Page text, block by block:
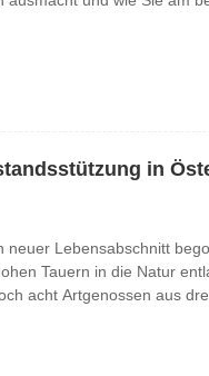
in
neuer Lebensabschnitt
Tauern in die Natur
acht Artgenossen aus